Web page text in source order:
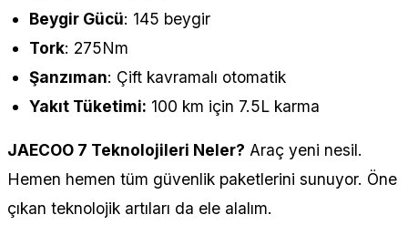
Beygir Gücü: 145 beygir
Tork: 275Nm
Şanzıman: Çift kavramalı otomatik
Yakıt Tüketimi: 100 km için 7.5L karma
JAECOO 7 Teknolojileri Neler? Araç yeni nesil.
Hemen hemen tüm güvenlik paketlerini sunuyor. Öne
çıkan teknolojik artıları da ele alalım.